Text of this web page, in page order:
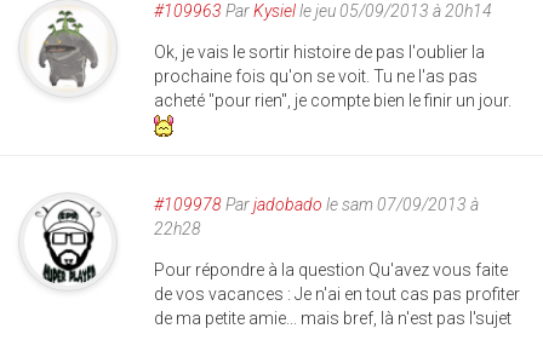
#109963 ParKysielle jeu 05/09/2013 à 20h14
Ok, je vais le sortir histoire de pas l'oublier la
prochaine fois qu'on se voit. Tu ne l'as pas
acheté "pour rien", je compte bien le finir un jour.
#109978Parjadobado le sam 07/09/2013 à
22h28
Pour répondre à la question Qu'avez vous faite
de vos vacances : Je n'ai en tout cas pas profiter
de ma petite amie... mais bref, là n'est pas l'sujet